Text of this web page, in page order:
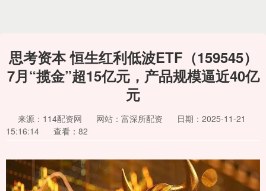
思考资本 恒生红利低波ETF（159545）
7月“揽金”超15亿元，产品规模逼近40亿
元
来源：114配资网 网站：富深所配资
日期：2025-11-21
15:16:14
查看：82